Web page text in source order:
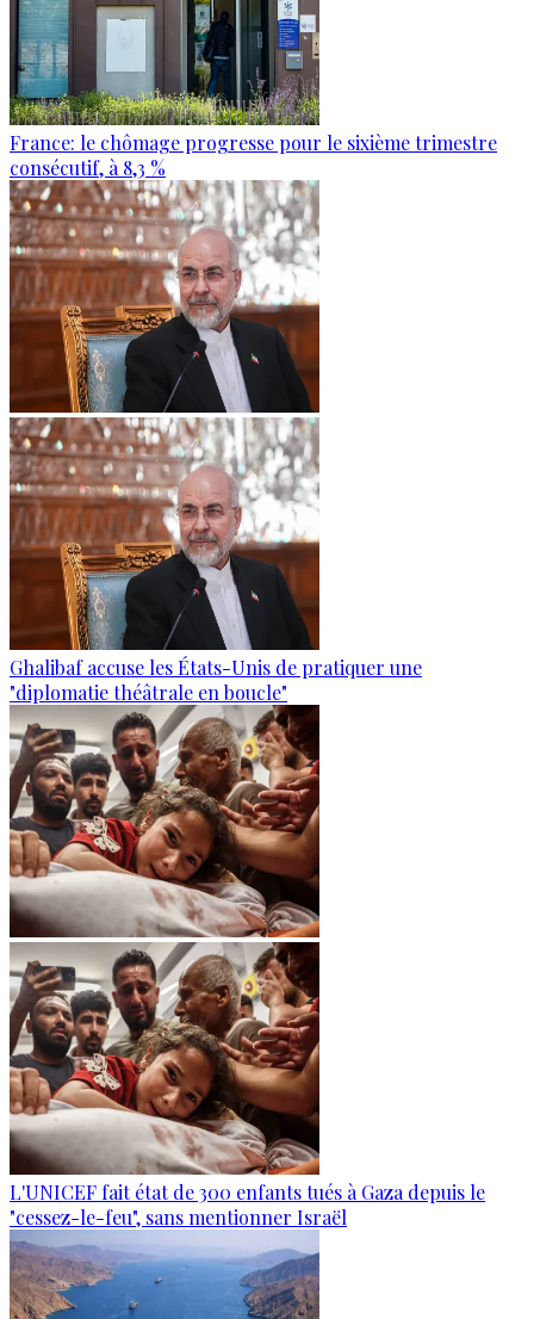
France: le chômage progresse pour le sixième trimestre
consécutif, à 8,3 %
Ghalibaf accuse les États-Unis de pratiquer une
"diplomatie théâtrale en boucle"
L'UNICEF fait état de 300 enfants tués à Gaza depuis le
"cessez-le-feu", sans mentionner Israël